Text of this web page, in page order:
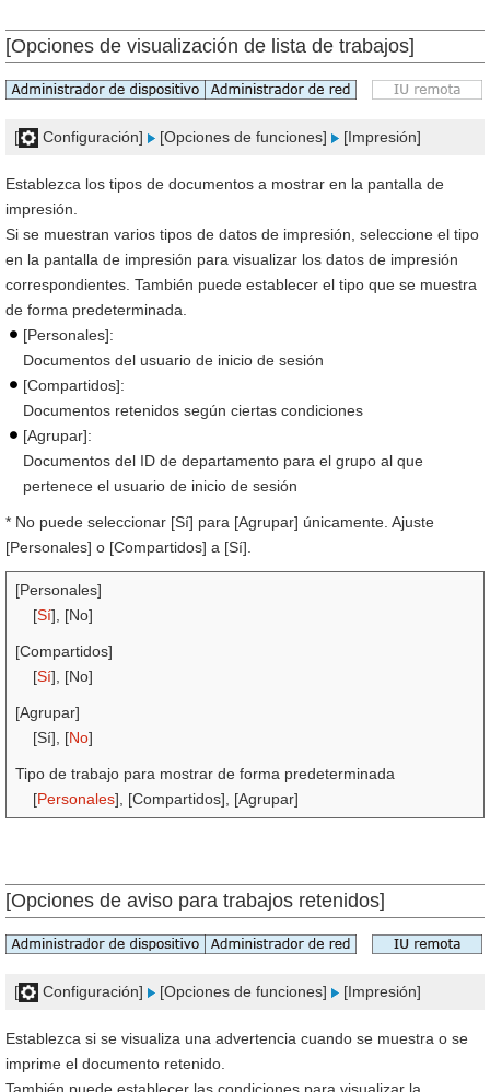
[Opciones de visualización de lista de trabajos]
[ Configuración] [Opciones de funciones] [Impresión]
Establezca los tipos de documentos a mostrar en la pantalla de
impresión.
Si se muestran varios tipos de datos de impresión, seleccione el tipo
en la pantalla de impresión para visualizar los datos de impresión
correspondientes. También puede establecer el tipo que se muestra
de forma predeterminada.
[Personales]:
Documentos del usuario de inicio de sesión
[Compartidos]:
Documentos retenidos según ciertas condiciones
[Agrupar]:
Documentos del ID de departamento para el grupo al que
pertenece el usuario de inicio de sesión
* No puede seleccionar [Sí] para [Agrupar] únicamente. Ajuste
[Personales] o [Compartidos] a [Sí].
[Personales]
[Sí], [No]
[Compartidos]
[Sí], [No]
[Agrupar]
[Sí], [No]
Tipo de trabajo para mostrar de forma predeterminada
[Personales], [Compartidos], [Agrupar]
[Opciones de aviso para trabajos retenidos]
[ Configuración] [Opciones de funciones] [Impresión]
Establezca si se visualiza una advertencia cuando se muestra o se
imprime el documento retenido.